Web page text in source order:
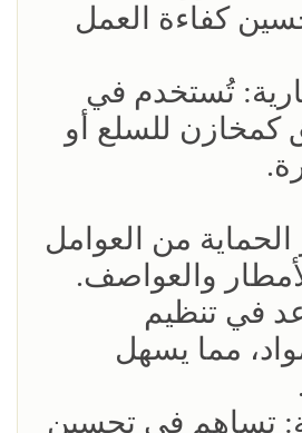
كفاءة العمل
تُستخدم في
كمخازن للسلع أو
الحماية من العوامل
والعواصف.
في تنظيم
مما يسهل
تساهم في تحسين